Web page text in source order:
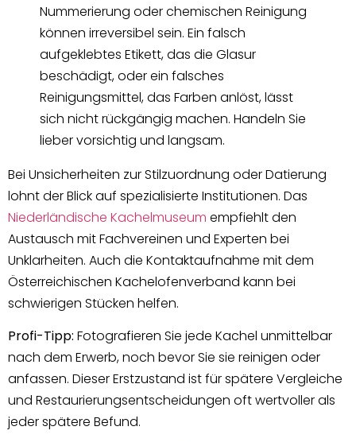
Nummerierung oder chemischen Reinigung
können irreversibel sein. Ein falsch
aufgeklebtes Etikett, das die Glasur
beschädigt, oder ein falsches
Reinigungsmittel, das Farben anlöst, lässt
sich nicht rückgängig machen. Handeln Sie
lieber vorsichtig und langsam.
Bei Unsicherheiten zur Stilzuordnung oder Datierung
lohnt der Blick auf spezialisierte Institutionen. Das
Niederländische Kachelmuseum empfiehlt den
Austausch mit Fachvereinen und Experten bei
Unklarheiten. Auch die Kontaktaufnahme mit dem
Österreichischen Kachelofenverband kann bei
schwierigen Stücken helfen.
Profi-Tipp: Fotografieren Sie jede Kachel unmittelbar
nach dem Erwerb, noch bevor Sie sie reinigen oder
anfassen. Dieser Erstzustand ist für spätere Vergleiche
und Restaurierungsentscheidungen oft wertvoller als
jeder spätere Befund.